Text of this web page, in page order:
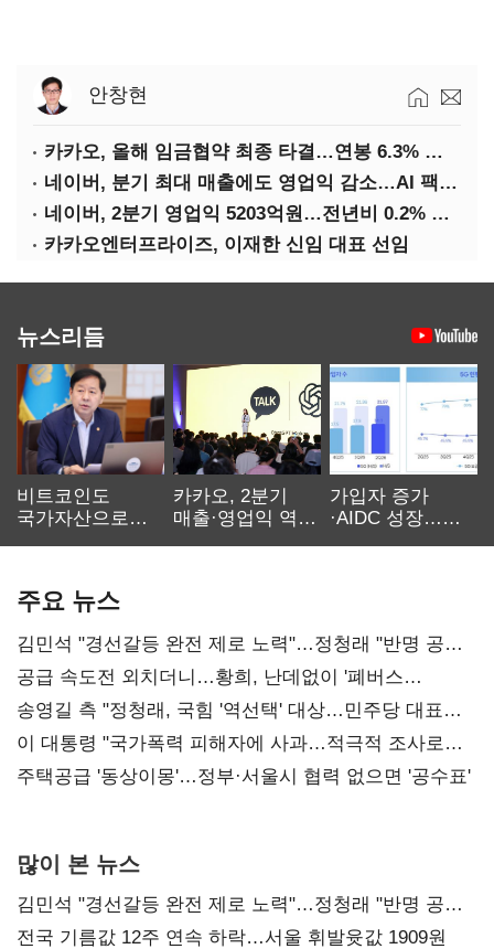
안창현
카카오, 올해 임금협약 최종 타결…연봉 6.3% 인상·격려금 300만원
네이버, 분기 최대 매출에도 영업익 감소…AI 팩토리 속도
네이버, 2분기 영업익 5203억원…전년비 0.2% 감소
카카오엔터프라이즈, 이재한 신임 대표 선임
뉴스리듬
비트코인도
국가자산으로…'
카카오, 2분기
매출·영업익 역대
가입자 증가
·AIDC 성장…
주요 뉴스
김민석 "경선갈등 완전 제로 노력"…정청래 "반명 공세
사과부터"
공급 속도전 외치더니…황희, 난데없이 '폐버스
리모델링' 제안
송영길 측 "정청래, 국힘 '역선택' 대상…민주당 대표로
총선 지휘 못해"
이 대통령 "국가폭력 피해자에 사과…적극적 조사로
진실 밝혀야"
주택공급 '동상이몽'…정부·서울시 협력 없으면 '공수표'
많이 본 뉴스
김민석 "경선갈등 완전 제로 노력"…정청래 "반명 공세
사과부터"
전국 기름값 12주 연속 하락…서울 휘발윳값 1909원